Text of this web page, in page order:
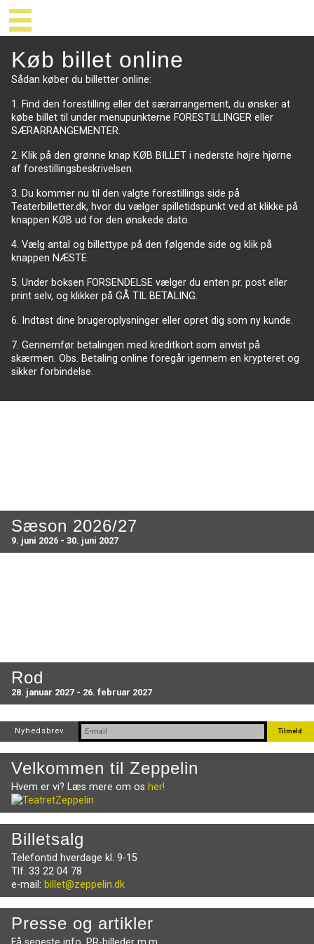
Køb billet online
Sådan køber du billetter online:
1. Find den forestilling eller det særarrangement, du ønsker at
købe billet til under menupunkterne FORESTILLINGER eller
SÆRARRANGEMENTER.
2. Klik på den grønne knap KØB BILLET i nederste højre hjørne
af forestillingsbeskrivelsen.
3. Du kommer nu til den valgte forestillings side på
Teaterbilletter.dk, hvor du vælger spilletidspunkt ved at klikke på
knappen KØB ud for den ønskede dato.
4. Vælg antal og billettype på den følgende side og klik på
knappen NÆSTE.
5. Under boksen FORSENDELSE vælger du enten pr. post eller
print selv, og klikker på GÅ TIL BETALING.
6. Indtast dine brugeroplysninger eller opret dig som ny kunde.
7. Gennemfør betalingen med kreditkort som anvist på
skærmen. Obs. Betaling online foregår igennem en krypteret og
sikker forbindelse.
Sæson 2026/27
9. juni 2026 - 30. juni 2027
Rod
28. januar 2027 - 26. februar 2027
Nyhedsbrev
Velkommen til Zeppelin
Hvem er vi? Læs mere om os her!
Billetsalg
Telefontid hverdage kl. 9-15
Tlf. 33 22 04 78
e-mail: billet@zeppelin.dk
Presse og artikler